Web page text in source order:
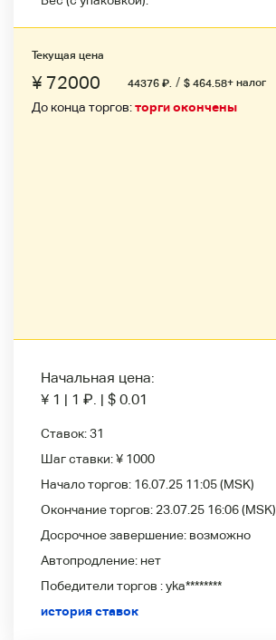
Текущая цена
¥ 72000 44376 ₽ / $ 464.58+ налог
До конца торгов:торги окончены
Начальная цена:
¥ 1 | 1 ₽ | $ 0.01
Ставок:31
Шаг ставки:¥ 1000
Начало торгов: 16.07.25 11:05(MSK)
Окончание торгов: 23.07.25 16:06(MSK)
Досрочное завершение: возможно
Автопродление: нет
Победители
торгов :yka********
история ставок